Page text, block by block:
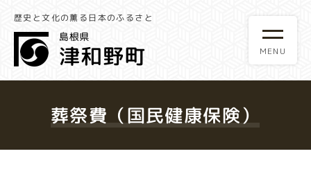
歴史と文化の薫る日本のふるさと
葬祭費（国民健康保険）